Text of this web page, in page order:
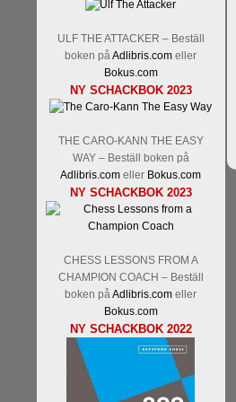
ULF THE ATTACKER – Beställ
boken påAdlibris.com eller
Bokus.com
NY SCHACKBOK 2023
THE CARO-KANN THE EASY
WAY – Beställ boken på
Adlibris.com eller Bokus.com
NY SCHACKBOK 2023
CHESS LESSONS FROM A
CHAMPION COACH – Beställ
boken påAdlibris.com eller
Bokus.com
NY SCHACKBOK 2022